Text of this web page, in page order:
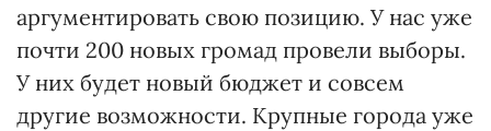
аргументировать свою позицию. У нас уже
почти 200 новых громад провели выборы.
У них будет новый бюджет и совсем
другие возможности. Крупные города уже